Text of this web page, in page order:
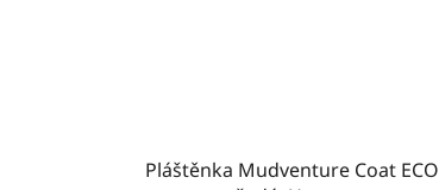
Pláštěnka Mudventure Coat ECO